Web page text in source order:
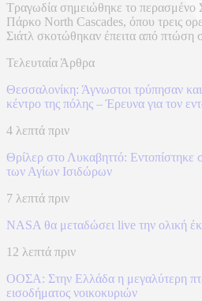
Τραγωδία σημειώθηκε το περασμένο
Πάρκο North Cascades, όπου τρεις
Σιάτλ σκοτώθηκαν έπειτα από πτώση
Τελευταία Άρθρα
Θεσσαλονίκη: Άγνωστοι τρύπησαν
κέντρο της πόλης – Έρευνα για τον
4 λεπτά πριν
Θρίλερ στο Λυκαβηττό: Εντοπίστηκε
των Αγίων Ισιδώρων
7 λεπτά πριν
NASA θα μεταδώσει live την ολική
12 λεπτά πριν
ΟΟΣΑ: Στην Ελλάδα η μεγαλύτερη
εισοδήματος νοικοκυριών